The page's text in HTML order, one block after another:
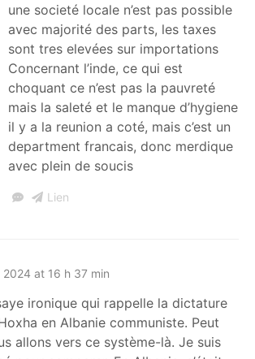
une societé locale n’est pas possible
avec majorité des parts, les taxes
sont tres elevées sur importations
Concernant l’inde, ce qui est
choquant ce n’est pas la pauvreté
mais la saleté et le manque d’hygiene
il y a la reunion a coté, mais c’est un
department francais, donc merdique
avec plein de soucis
Lien
2024 at 16 h 37 min
ironique qui rappelle la dictature
en Albanie communiste. Peut
allons vers ce système-là. Je suis